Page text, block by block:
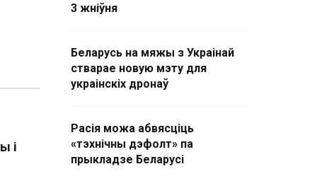
і
3 жніўня
Беларусь на мяжы з Украінай
стварае новую мэту для
украінскіх дронаў
Расія можа абвясціць
«тэхнічны дэфолт» па
прыкладзе Беларусі